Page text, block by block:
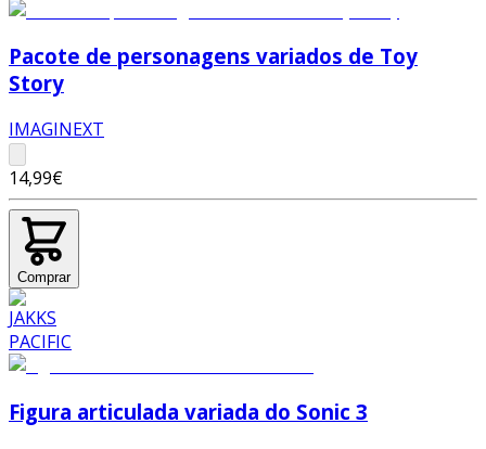
Pacote de personagens variados de Toy
Story
IMAGINEXT
14,99€
Comprar
Figura articulada variada do Sonic 3